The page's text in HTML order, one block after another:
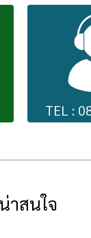
TEL :
าสนใจ